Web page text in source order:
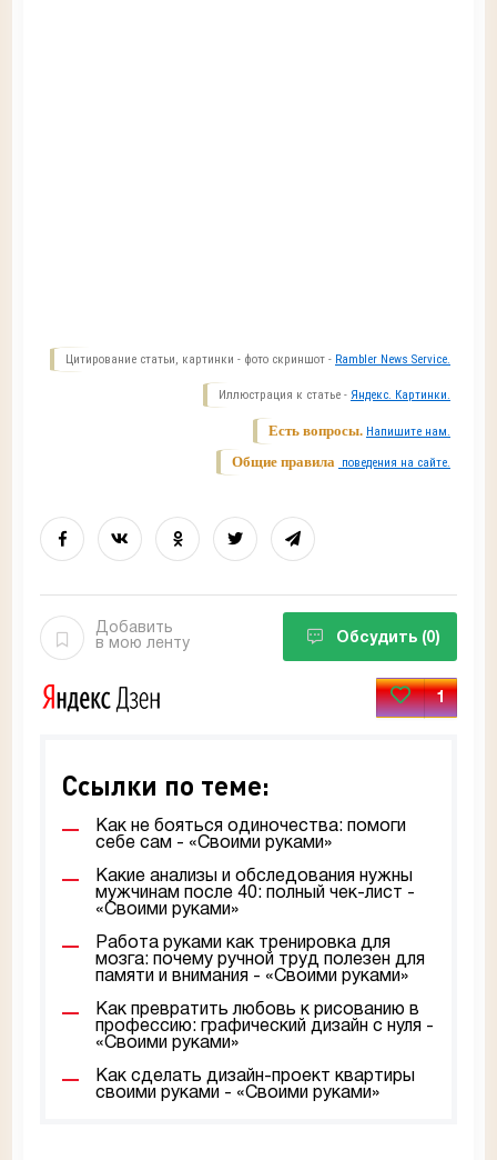
Цитирование статьи, картинки - фото скриншот - Rambler News Service.
Иллюстрация к статье - Яндекс. Картинки.
Есть вопросы. Напишите нам.
Общие правила поведения на сайте.
Добавить
в мою ленту
Обсудить (0)
1
Ссылки по теме:
Как не бояться одиночества: помоги
себе сам - «Своими руками»
Какие анализы и обследования нужны
мужчинам после 40: полный чек-лист -
«Своими руками»
Работа руками как тренировка для
мозга: почему ручной труд полезен для
памяти и внимания - «Своими руками»
Как превратить любовь к рисованию в
профессию: графический дизайн с нуля -
«Своими руками»
Как сделать дизайн-проект квартиры
своими руками - «Своими руками»